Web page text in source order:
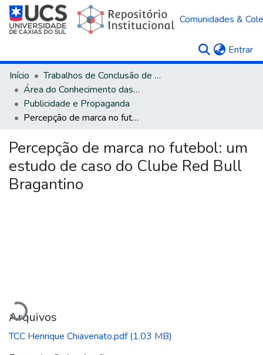
Comunidades &
Entrar
Início
Trabalhos de Conclusão de Curso
Área do Conhecimento das Ciências Sociais Aplicadas
Publicidade e Propaganda
Percepção de marca no futebol: um estudo de caso do Clube Red Bull Bragantino
Percepção de marca no futebol: um
estudo de caso do Clube Red Bull
Bragantino
Carregando...
Arquivos
TCC Henrique Chiavenato.pdf(1.03 MB)